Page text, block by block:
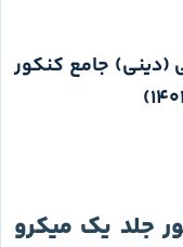
(دینی) جامع کنکور
جلد یک میکرو